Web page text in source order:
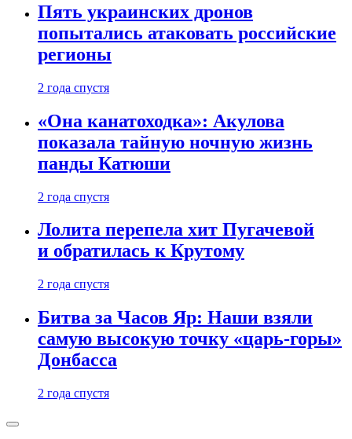
Пять украинских дронов
попытались атаковать российские
регионы
2 года спустя
«Она канатоходка»: Акулова
показала тайную ночную жизнь
панды Катюши
2 года спустя
Лолита перепела хит Пугачевой
и обратилась к Крутому
2 года спустя
Битва за Часов Яр: Наши взяли
самую высокую точку «царь-горы»
Донбасса
2 года спустя